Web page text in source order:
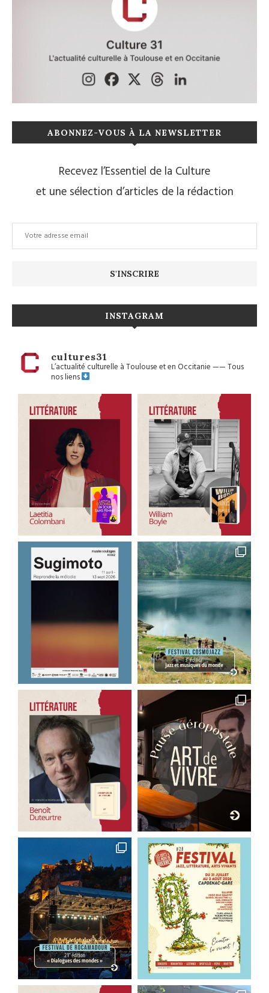
ABONNEZ-VOUS À LA NEWSLETTER
Recevez l’Essentiel de la Culture
et une sélection d’articles de la rédaction
INSTAGRAM
cultures31
L’actualité culturelle à Toulouse et en Occitanie——Tous
nos liens